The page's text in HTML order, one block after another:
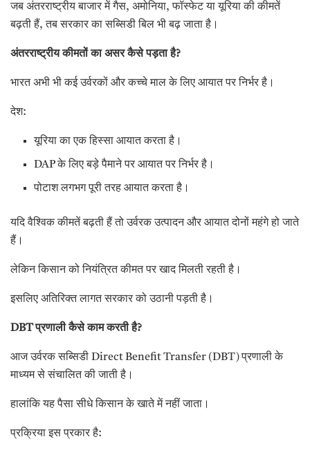
जब अंतरराष्ट्रीय बाजार में गैस, अमोनिया, फॉस्फेट या यूरिया की कीमतें
बढ़ती हैं, तब सरकार का सब्सिडी बिल भी बढ़ जाता है।
अंतरराष्ट्रीय कीमतों का असर कैसे पड़ता है?
भारत अभी भी कई उर्वरकों और कच्चे माल के लिए आयात पर निर्भर है।
देश:
यूरिया का एक हिस्सा आयात करता है।
DAP के लिए बड़े पैमाने पर आयात पर निर्भर है।
पोटाश लगभग पूरी तरह आयात करता है।
यदि वैश्विक कीमतें बढ़ती हैं तो उर्वरक उत्पादन और आयात दोनों महंगे हो जाते
हैं।
लेकिन किसान को नियंत्रित कीमत पर खाद मिलती रहती है।
इसलिए अतिरिक्त लागत सरकार को उठानी पड़ती है।
DBT प्रणाली कैसे काम करती है?
आज उर्वरक सब्सिडी Direct Benefit Transfer (DBT) प्रणाली के
माध्यम से संचालित की जाती है।
हालांकि यह पैसा सीधे किसान के खाते में नहीं जाता।
प्रक्रिया इस प्रकार है: